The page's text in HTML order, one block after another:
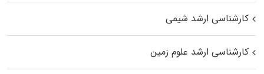
کارشناسی ارشد شیمی
کارشناسی ارشد علوم زمین